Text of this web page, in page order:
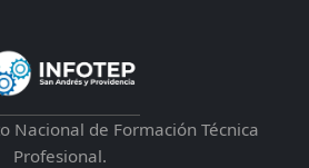
Nacional de Formación Técnica
Profesional.